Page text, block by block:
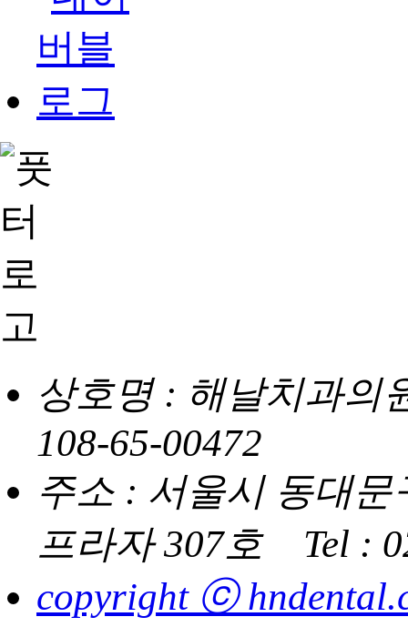
상호명 : 해날치과
108-65-00472
주소 : 서울시 동대문
프라자 307호 Tel :
copyright ⓒ